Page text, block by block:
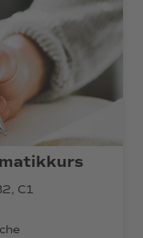
C1